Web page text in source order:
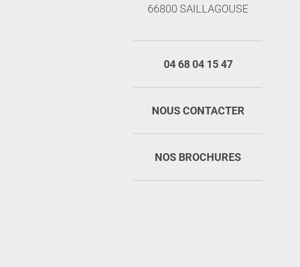
66800 SAILLAGOUSE
04 68 04 15 47
NOUS CONTACTER
NOS BROCHURES